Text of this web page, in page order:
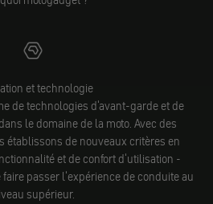
et technologie
de technologies d'avant-garde et de
le domaine de la moto. Avec des
établissons de nouveaux critères en
et de confort d'utilisation -
passer l'expérience de conduite au
supérieur.